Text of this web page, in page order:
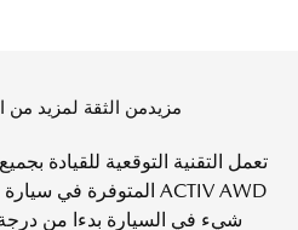
مزيدمن الثقة لمزيد من
شيء في السيارة بدءا من